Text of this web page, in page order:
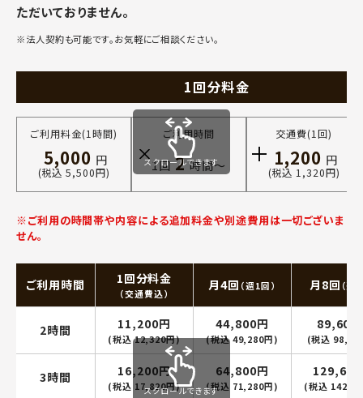
ただいておりません。
※法人契約も可能です。お気軽にご相談ください。
1回分料金
ご利用料金(1時間)
5,000 円
(税込 5,500円)
ご利用時間
1回 2 時間〜
交通費(1回)
1,200 円
(税込 1,320円)
スクロールできます
※ご利用の時間帯や内容による追加料金や別途費用は一切ございま
せん。
ご利用時間 1回分料金
（交通費込）
月4回 （週1回） 月8回 （週
2時間 11,200円
(税込 12,320円)
44,800円
(税込 49,280円)
89,600
(税込
3時間 16,200円
(税込 17,820円)
64,800円
(税込 71,280円) (税込
スクロールできます